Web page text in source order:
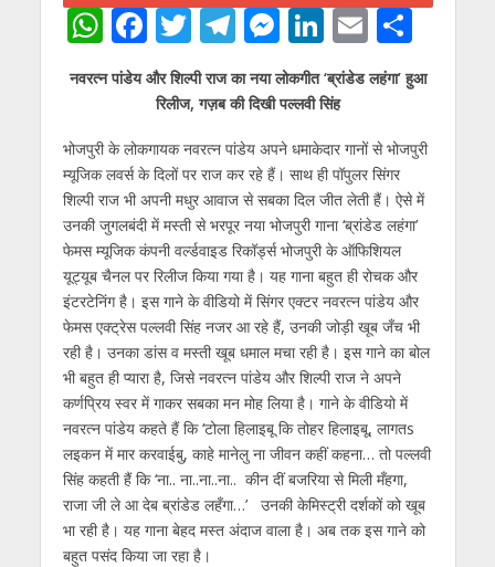
W
h
at
s
A
p
p
F
ac
e
o
o
k
T
w
itt
T
el
e
gr
a
m
M
e
ss
e
n
g
er
Li
n
k
dI
n
E
m
ai
l
S
h
ar
e
नवरत्न पांडेय और शिल्पी राज का नया लोकगीत ‘ब्रांडेड लहंगा’ हुआ
रिलीज, गज़ब की दिखी पल्लवी सिंह
भोजपुरी के लोकगायक नवरत्न पांडेय अपने धमाकेदार गानों से भोजपुरी
म्यूजिक लवर्स के दिलों पर राज कर रहे हैं। साथ ही पॉपुलर सिंगर
शिल्पी राज भी अपनी मधुर आवाज से सबका दिल जीत लेती हैं। ऐसे में
उनकी जुगलबंदी में मस्ती से भरपूर नया भोजपुरी गाना ‘ब्रांडेड लहंगा’
फेमस म्यूजिक कंपनी वर्ल्डवाइड रिकॉर्ड्स भोजपुरी के ऑफिशियल
यूट्यूब चैनल पर रिलीज किया गया है। यह गाना बहुत ही रोचक और
इंटरटेनिंग है। इस गाने के वीडियो में सिंगर एक्टर नवरत्न पांडेय और
फेमस एक्ट्रेस पल्लवी सिंह नजर आ रहे हैं, उनकी जोड़ी खूब जँच भी
रही है। उनका डांस व मस्ती खूब धमाल मचा रही है। इस गाने का बोल
भी बहुत ही प्यारा है, जिसे नवरत्न पांडेय और शिल्पी राज ने अपने
कर्णप्रिय स्वर में गाकर सबका मन मोह लिया है। गाने के वीडियो में
नवरत्न पांडेय कहते हैं कि ‘टोला हिलाइबू कि तोहर हिलाइबू, लागतs
लइकन में मार करवाईबु, काहे मानेलु ना जीवन कहीं कहना… तो पल्लवी
सिंह कहती हैं कि ‘ना.. ना..ना..ना.. कीन दीं बजरिया से मिली मँहगा,
राजा जी ले आ देब ब्रांडेड लहँगा…’ उनकी केमिस्ट्री दर्शकों को खूब
भा रही है। यह गाना बेहद मस्त अंदाज वाला है। अब तक इस गाने को
बहुत पसंद किया जा रहा है।